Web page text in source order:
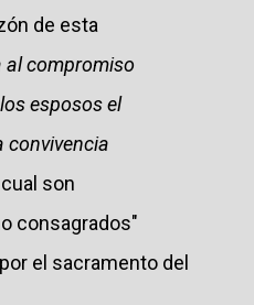
de esta
al compromiso
esposos el
convivencia
son
consagrados"
el sacramento del